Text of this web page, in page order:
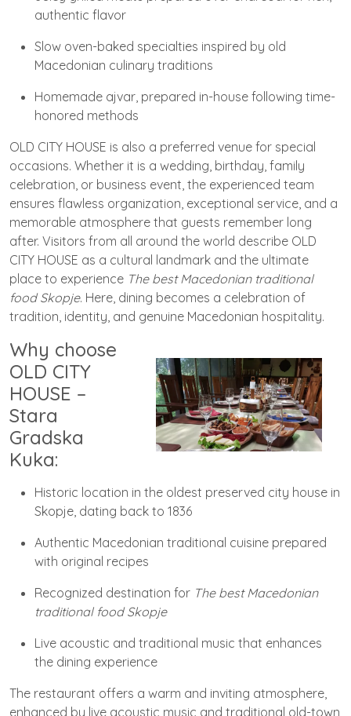
authentic flavor
Slow oven-baked specialties inspired by old
Macedonian culinary traditions
Homemade ajvar, prepared in-house following time-
honored methods
OLD CITY HOUSE is also a preferred venue for special
occasions. Whether it is a wedding, birthday, family
celebration, or business event, the experienced team
ensures flawless organization, exceptional service, and a
memorable atmosphere that guests remember long
after. Visitors from all around the world describe OLD
CITY HOUSE as a cultural landmark and the ultimate
place to experience The best Macedonian traditional
food Skopje. Here, dining becomes a celebration of
tradition, identity, and genuine Macedonian hospitality.
Why choose
OLD CITY
HOUSE –
Stara
Gradska
Kuka:
Historic location in the oldest preserved city house in
Skopje, dating back to 1836
Authentic Macedonian traditional cuisine prepared
with original recipes
Recognized destination for The best Macedonian
traditional food Skopje
Live acoustic and traditional music that enhances
the dining experience
The restaurant offers a warm and inviting atmosphere,
enhanced by live acoustic music and traditional old-town